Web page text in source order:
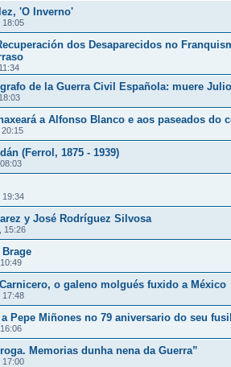
'O Inverno'
18:05
dos Desaparecidos no
de la Guerra Civil Española: muere
a Alfonso Blanco e aos paseados do
(Ferrol, 1875 - 1939)
19:34
y José Rodríguez Silvosa
15:26
o galeno molgués fuxido a México
17:48
Pepe Miñones no 79 aniversario do seu
Memorias dunha nena da Guerra”
17:00